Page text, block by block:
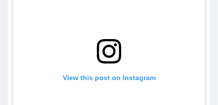
View this post on Instagram